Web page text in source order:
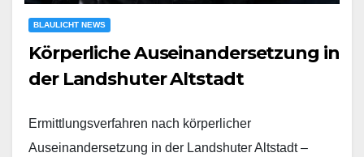
BLAULICHT NEWS
Körperliche Auseinandersetzung in
der Landshuter Altstadt
Ermittlungsverfahren nach körperlicher
Auseinandersetzung in der Landshuter Altstadt –